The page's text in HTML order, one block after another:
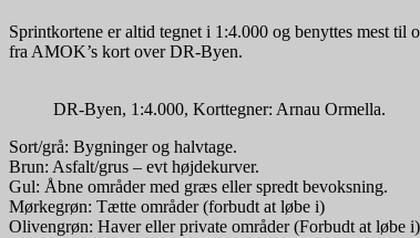
Sprintkortene er altid tegnet i 1:4.000 og benyttes mest til
fra AMOK’s kort over DR-Byen.
DR-Byen, 1:4.000, Korttegner: Arnau Ormella.
Sort/grå: Bygninger og halvtage.
Brun: Asfalt/grus – evt højdekurver.
Gul: Åbne områder med græs eller spredt bevoksning.
Mørkegrøn: Tætte områder (forbudt at løbe i)
Olivengrøn: Haver eller private områder (Forbudt at løbe i)